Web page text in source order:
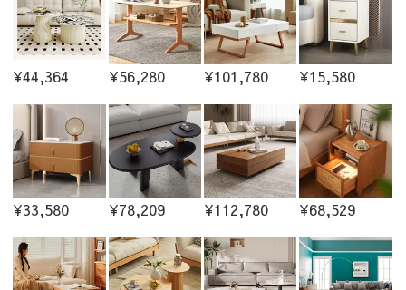
¥44,364 ¥56,280 ¥101,780 ¥15,580
¥33,580 ¥78,209 ¥112,780 ¥68,529